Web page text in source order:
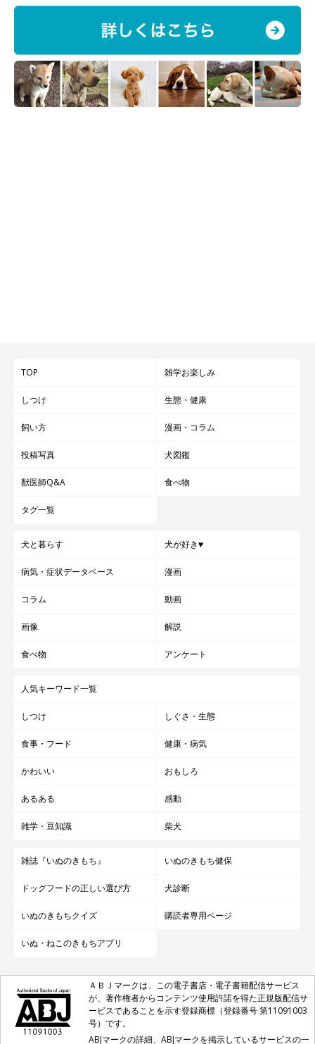
TOP 雑学お楽しみ
しつけ 生態・健康
飼い方 漫画・コラム
投稿写真 犬図鑑
獣医師Q&A 食べ物
タグ一覧
犬と暮らす 犬が好き♥
病気・症状データベース 漫画
コラム 動画
画像 解説
食べ物 アンケート
人気キーワード一覧
しつけ しぐさ・生態
食事・フード 健康・病気
かわいい おもしろ
あるある 感動
雑学・豆知識 柴犬
雑誌『いぬのきもち』 いぬのきもち健保
ドッグフードの正しい選び方 犬診断
いぬのきもちクイズ 購読者専用ページ
いぬ・ねこのきもちアプリ
ＡＢＪマークは、この電子書店・電子書籍配信サービス
が、著作権者からコンテンツ使用許諾を得た正規版配信サ
ービスであることを示す登録商標（登録番号 第11091003
号）です。
ABJマークの詳細、ABJマークを掲示しているサービスの一